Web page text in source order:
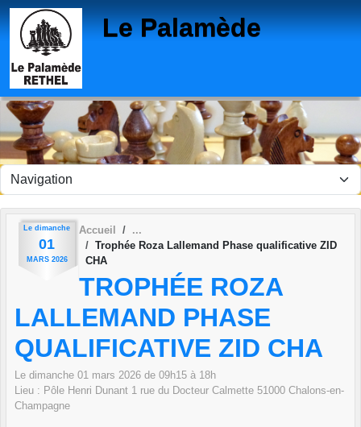
Le Palamède
Le dimanche
01
MARS 2026
Accueil
Trophée Roza Lallemand Phase qualificative ZID
CHA
TROPHÉE ROZA
LALLEMAND PHASE
QUALIFICATIVE ZID CHA
Le dimanche 01 mars 2026 de 09h15 à 18h
Lieu : Pôle Henri Dunant 1 rue du Docteur Calmette 51000 Chalons-en-
Champagne
Panneau de gestion des cookies